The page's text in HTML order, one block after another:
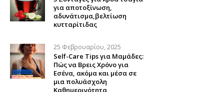
για αποτοξίνωση,
αδυνάτισμα,βελτίωση
κυτταρίτιδας
25 Φεβρουαρίου, 2025
Self-Care Tips για Μαμάδες:
Πώς να Βρεις Χρόνο για
Εσένα, ακόμα και μέσα σε
μια πολυάσχολη
Καθημερινότητα